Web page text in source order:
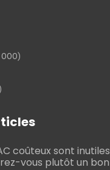
coûteux sont
vous plutôt un